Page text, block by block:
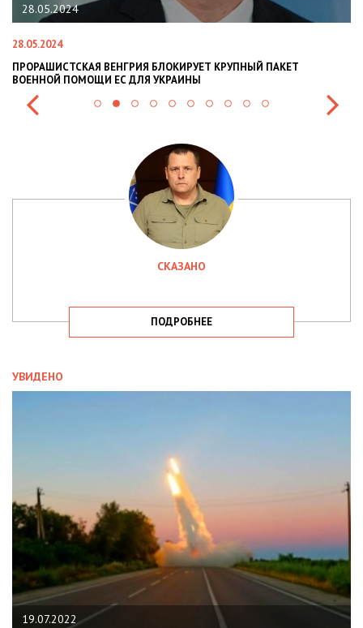
28.05.2024
28.05.2024
ПРОРАШИСТСКАЯ ВЕНГРИЯ БЛОКИРУЕТ КРУПНЫЙ ПАКЕТ
ВОЕННОЙ ПОМОЩИ ЕС ДЛЯ УКРАИНЫ
СКАЗАНО
ПОДРОБНЕЕ
УВИДЕНО
19.07.2022